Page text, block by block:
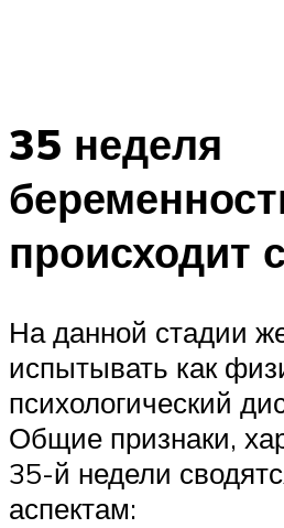
35 неделя
происходит
На данной стадии
испытывать как
психологический
Общие признаки,
35-й недели
аспектам: